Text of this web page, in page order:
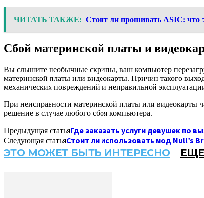
ЧИТАТЬ ТАКЖЕ: Стоит ли прошивать ASIC: что
Сбой материнской платы и
Вы слышите необычные скрипы, ваш компьютер
материнской платы или видеокарты. Причин такого
механических повреждений и неправильной
При неисправности материнской платы или видеокарты
решение в случае любого сбоя компьютера.
Предыдущая статьяГде заказать услуги девушек по
Следующая статьяСтоит ли использовать мод Null’s
ЭТО МОЖЕТ БЫТЬ ИНТЕРЕСНО